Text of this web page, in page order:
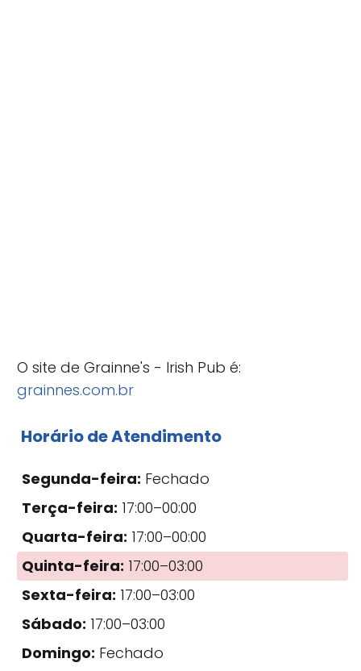
O site de Grainne's - Irish Pub é:
grainnes.com.br
Horário de Atendimento
Segunda-feira: Fechado
Terça-feira: 17:00–00:00
Quarta-feira: 17:00–00:00
Quinta-feira: 17:00–03:00
Sexta-feira: 17:00–03:00
Sábado: 17:00–03:00
Domingo: Fechado